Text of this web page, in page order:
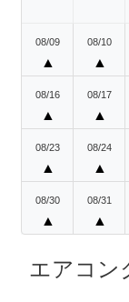
08/09
▲
08/10
▲
08/16
▲
08/17
▲
08/23
▲
08/24
▲
08/30
▲
08/31
▲
エアコン